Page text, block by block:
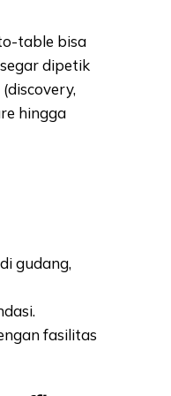
table bisa
dipetik
hingga
gudang,
fasilitas